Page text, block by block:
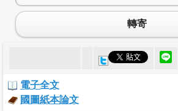
轉寄
電子全文
國圖紙本論文